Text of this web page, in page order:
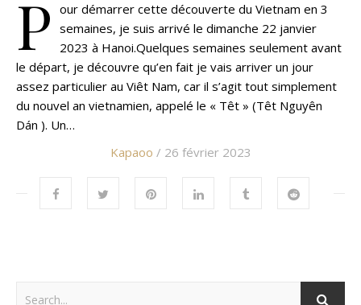
P our démarrer cette découverte du Vietnam en 3
semaines, je suis arrivé le dimanche 22 janvier
2023 à Hanoi.Quelques semaines seulement avant
le départ, je découvre qu’en fait je vais arriver un jour
assez particulier au Viêt Nam, car il s’agit tout simplement
du nouvel an vietnamien, appelé le « Têt » (Têt Nguyên
Dán ). Un…
Kapaoo / 26 février 2023